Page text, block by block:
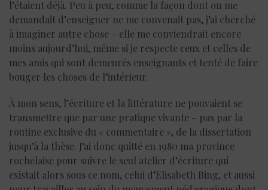
l’étaient déjà. Peu à peu, comme la façon dont on me
demandait d’enseigner ne me convenait pas, j’ai cherché
à imaginer autre chose – elle me conviendrait encore
moins aujourd’hui, même si je respecte ceux et celles de
mes amis qui sont demeurés enseignants et tenté de faire
bouger les choses de l’intérieur.
À mon sens, l’écriture et la littérature ne pouvaient se
transmettre que par une pratique vivante – pas par la
routine exclusive du « commentaire », de la dissertation
jusqu’à la thèse. J’ai donc quitté en 1980 ma province
rochelaise pour suivre le seul atelier d’écriture qui
existait alors sous ce nom, celui d’Elisabeth Bing, et aussi